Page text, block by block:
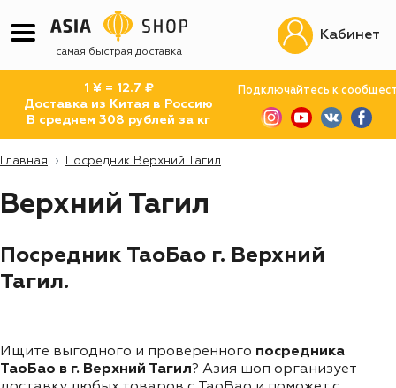
самая быстрая доставка
1 ¥ = 12.7 ₽
Доставка из Китая в Россию
В среднем 308 рублей за кг
Подключайтесь к
Кабинет
Главная Посредник Верхний Тагил
Верхний Тагил
Посредник ТаоБао г. Верхний
Тагил.
Ищите выгодного и проверенного посредника
ТаоБао в г. Верхний Тагил? Азия шоп организует